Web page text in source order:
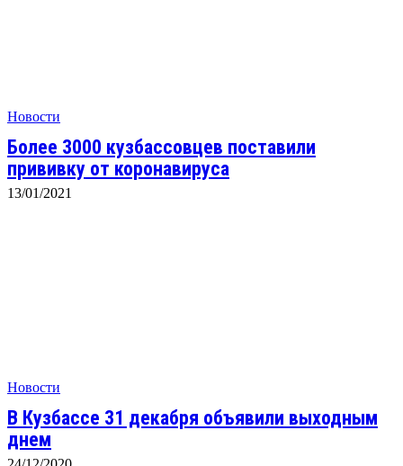
Новости
Более 3000 кузбассовцев поставили
прививку от коронавируса
13/01/2021
Новости
В Кузбассе 31 декабря объявили выходным
днем